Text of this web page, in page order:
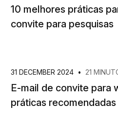
10 melhores práticas
convite para pesquisas
31 DECEMBER 2024 • 21
E-mail de convite para
práticas recomendadas